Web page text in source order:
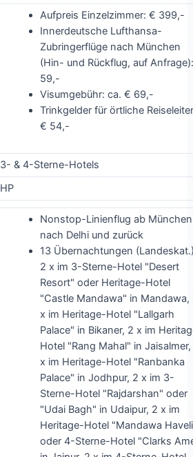
Aufpreis Einzelzimmer: € 399,-
Innerdeutsche Lufthansa-
Zubringerflüge nach München
(Hin- und Rückflug, auf
59,-
Visumgebühr: ca. € 69,-
Trinkgelder für örtliche
€ 54,-
3- & 4-Sterne-Hotels
HP
Nonstop-Linienflug ab München
nach Delhi und zurück
13 Übernachtungen
2 x im 3-Sterne-Hotel "Desert
Resort" oder Heritage-Hotel
"Castle Mandawa" in Mandawa,
x im Heritage-Hotel "Lallgarh
Palace" in Bikaner, 2 x im
Hotel "Rang Mahal" in Jaisalmer,
x im Heritage-Hotel "Ranbanka
Palace" in Jodhpur, 2 x im 3-
Sterne-Hotel "Rajdarshan" oder
"Udai Bagh" in Udaipur, 2 x im
Heritage-Hotel "Mandawa
oder 4-Sterne-Hotel "Clarks